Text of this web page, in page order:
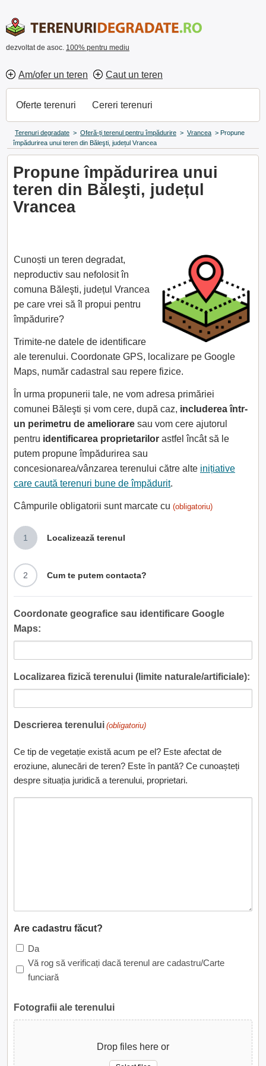
dezvoltat de asoc. 100% pentru mediu
Am/ofer un teren Caut un teren
Oferte terenuri Cereri terenuri
Terenuri degradate > Oferă-ți terenul pentru împădurire > Vrancea > Propune
împădurirea unui teren din Băleşti, județul Vrancea
Propune împădurirea unui
teren din Băleşti, județul
Vrancea
Cunoști un teren degradat,
neproductiv sau nefolosit în
comuna Băleşti, județul Vrancea
pe care vrei să îl propui pentru
împădurire?
Trimite-ne datele de identificare
ale terenului. Coordonate GPS, localizare pe Google
Maps, număr cadastral sau repere fizice.
În urma propunerii tale, ne vom adresa primăriei
comunei Băleşti și vom cere, după caz, includerea într-
un perimetru de ameliorare sau vom cere ajutorul
pentru identificarea proprietarilor astfel încât să le
putem propune împădurirea sau
concesionarea/vânzarea terenului către alte inițiative
care caută terenuri bune de împădurit.
Câmpurile obligatorii sunt marcate cu (obligatoriu)
1 Localizează terenul
2 Cum te putem contacta?
Coordonate geografice sau identificare Google
Maps:
Localizarea fizică terenului (limite naturale/artificiale):
Descrierea terenului (obligatoriu)
Ce tip de vegetație există acum pe el? Este afectat de
eroziune, alunecări de teren? Este în pantă? Ce cunoașteți
despre situația juridică a terenului, proprietari.
Are cadastru făcut?
Da
Vă rog să verificați dacă terenul are cadastru/Carte
funciară
Fotografii ale terenului
Drop files here or